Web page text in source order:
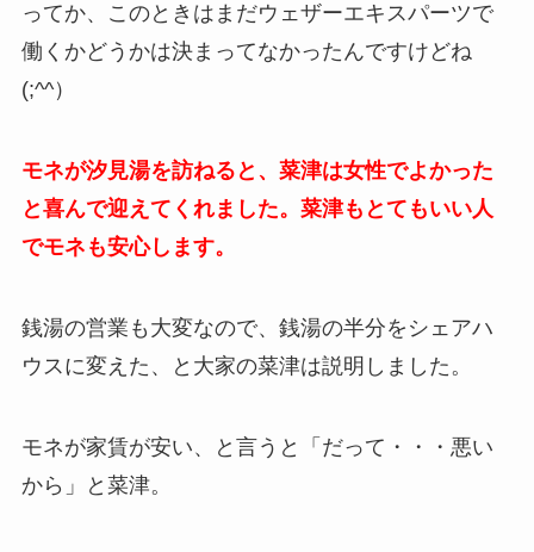
ってか、このときはまだウェザーエキスパーツで
働くかどうかは決まってなかったんですけどね
(;^^）
モネが汐見湯を訪ねると、菜津は女性でよかった
と喜んで迎えてくれました。菜津もとてもいい人
でモネも安心します。
銭湯の営業も大変なので、銭湯の半分をシェアハ
ウスに変えた、と大家の菜津は説明しました。
モネが家賃が安い、と言うと「だって・・・悪い
から」と菜津。